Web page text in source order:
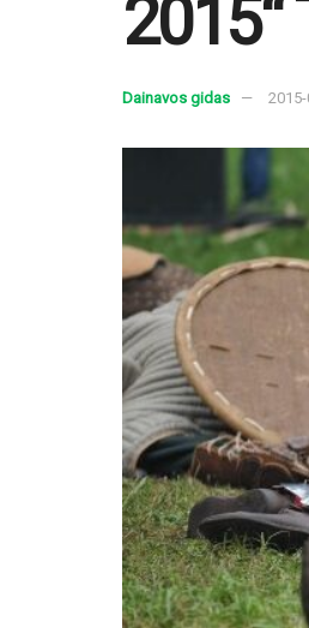
Dainavos gidas